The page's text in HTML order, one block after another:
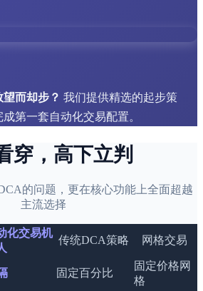
而却步？ 我们提供精选的起步策
第一套自动化交易配置。
穿，高下立判
的问题，更在核心功能上全面超越
主流选择
化交易机
传统DCA策略 网格交易
固定百分比
固定价格网
格